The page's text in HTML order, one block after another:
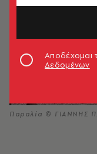
Παραλία © ΓΙΑΝΝΗΣ
Αποδέχομαι
Δεδομένων